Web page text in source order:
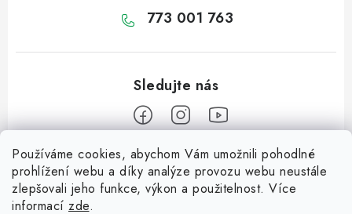
Používáme cookies, abychom Vám umožnili pohodlné
prohlížení webu a díky analýze provozu webu neustále
zlepšovali jeho funkce, výkon a použitelnost. Více
informací zde.
773 001 763
Informace pro vás